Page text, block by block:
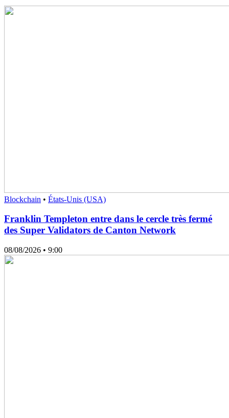
Blockchain • États-Unis (USA)
Franklin Templeton entre dans le cercle très fermé
des Super Validators de Canton Network
08/08/2026 • 9:00